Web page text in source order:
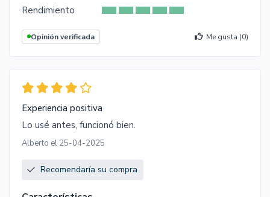
Rendimiento
Opinión verificada Me gusta (0)
Experiencia positiva
Lo usé antes, funcionó bien.
Alberto el 25-04-2025
Recomendaría su compra